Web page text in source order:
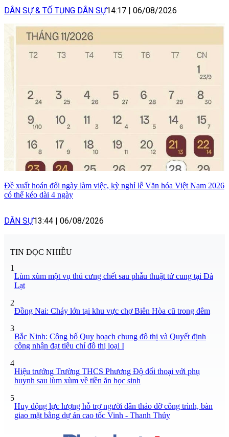
DÂN SỰ & TỐ TỤNG DÂN SỰ14:17 06/08/2026
Đề xuất hoán đổi ngày làm việc, kỳ nghỉ lễ Văn hóa Việt Nam 2026
có thể kéo dài 4 ngày
DÂN SỰ13:44 06/08/2026
TIN ĐỌC NHIỀU
1
Lùm xùm một vụ thú cưng chết sau phẫu thuật tử cung tại Đà
Lạt
2
Đồng Nai: Cháy lớn tại khu vực chợ Biên Hòa cũ trong đêm
3
Bắc Ninh: Công bố Quy hoạch chung đô thị và Quyết định
công nhận đạt tiêu chí đô thị loại I
4
Hiệu trưởng Trường THCS Phương Độ đối thoại với phụ
huynh sau lùm xùm về tiền ăn học sinh
5
Huy động lực lượng hỗ trợ người dân tháo dỡ công trình, bàn
giao mặt bằng dự án cao tốc Vinh - Thanh Thủy